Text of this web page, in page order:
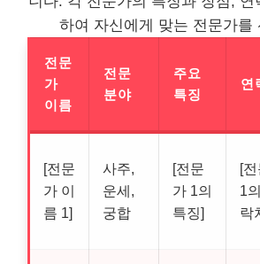
하여 자신에게 맞는 전문가를
전문
가
이름
전문
분야
주요
특징
연
[전문
가 이
름 1]
사주,
운세,
궁합
[전문
가 1의
특징]
[
1
락